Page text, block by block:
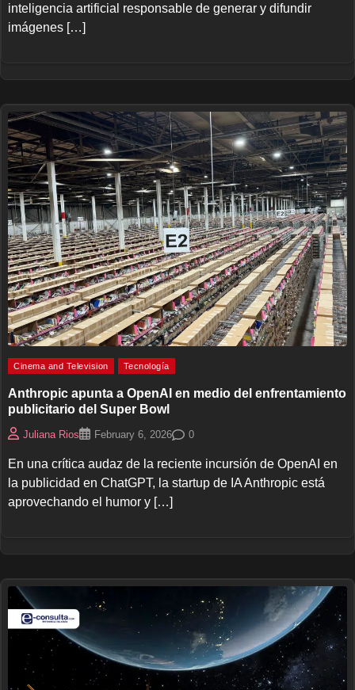
inteligencia artificial responsable de generar y difundir
imágenes […]
Cinema and Television Tecnología
Anthropic apunta a OpenAI en medio del enfrentamiento
publicitario del Super Bowl
Juliana Rios February 6, 2026 0
En una crítica audaz de la reciente incursión de OpenAI en
la publicidad en ChatGPT, la startup de IA Anthropic está
aprovechando el humor y […]